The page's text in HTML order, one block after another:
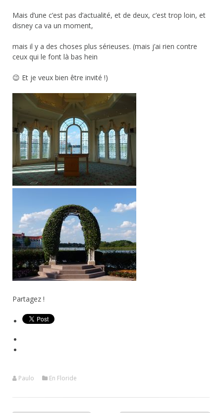
Mais d’une c’est pas d’actualité, et de deux, c’est trop loin, et
disney ca va un moment,
mais il y a des choses plus sérieuses. (mais j’ai rien contre
ceux qui le font là bas hein
😉 Et je veux bien être invité !)
Partagez !
Paulo En Floride